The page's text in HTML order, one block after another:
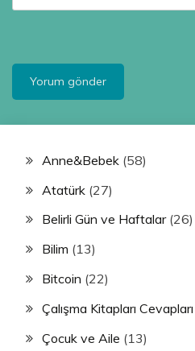
Anne&Bebek (58)
Atatürk (27)
Belirli Gün ve Haftalar(26)
Bilim (13)
Bitcoin (22)
Çalışma Kitapları Cevapları
Çocuk ve Aile (13)